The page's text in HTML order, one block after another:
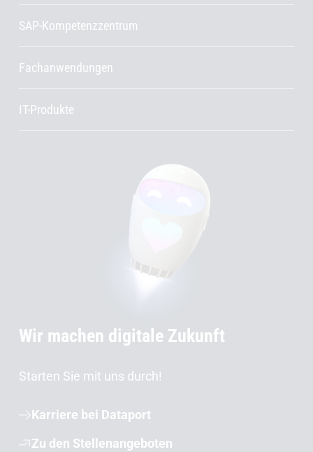
SAP-Kompetenzzentrum
Fachanwendungen
IT-Produkte
Wir machen digitale Zukunft
Starten Sie mit uns durch!
Karriere bei Dataport
Zu den Stellenangeboten